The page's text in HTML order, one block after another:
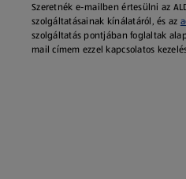
Szeretnék e-mailben értesülni az
szolgáltatásainak kínálatáról, és az
szolgáltatás pontjában foglaltak
mail címem ezzel kapcsolatos